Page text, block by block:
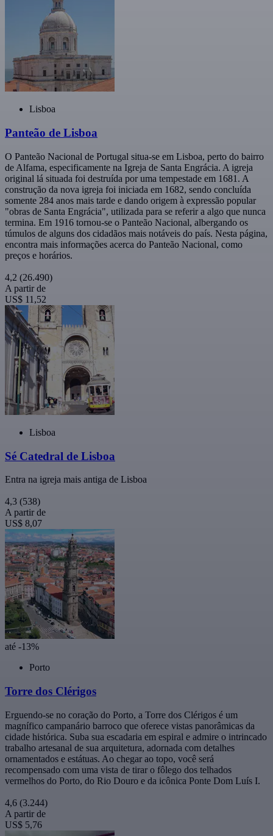
Lisboa
Panteão de Lisboa
O Panteão Nacional de Portugal situa-se em Lisboa, perto do bairro
de Alfama, especificamente na Igreja de Santa Engrácia. A igreja
original lá situada foi destruída por uma tempestade em 1681. A
construção da nova igreja foi iniciada em 1682, sendo concluída
somente 284 anos mais tarde e dando origem à expressão popular
"obras de Santa Engrácia", utilizada para se referir a algo que nunca
termina. Em 1916 tornou-se o Panteão Nacional, albergando os
túmulos de alguns dos cidadãos mais notáveis do país. Nesta página,
encontra mais informações acerca do Panteão Nacional, como
preços e horários.
4,2 (26.490)
A partir de
US$ 11,52
Lisboa
Sé Catedral de Lisboa
Entra na igreja mais antiga de Lisboa
4,3 (538)
A partir de
US$ 8,07
até -13%
Porto
Torre dos Clérigos
Erguendo-se no coração do Porto, a Torre dos Clérigos é um
magnífico campanário barroco que oferece vistas panorâmicas da
cidade histórica. Suba sua escadaria em espiral e admire o intrincado
trabalho artesanal de sua arquitetura, adornada com detalhes
ornamentados e estátuas. Ao chegar ao topo, você será
recompensado com uma vista de tirar o fôlego dos telhados
vermelhos do Porto, do Rio Douro e da icônica Ponte Dom Luís I.
4,6 (3.244)
A partir de
US$ 5,76